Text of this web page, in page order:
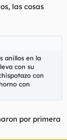
las cosas
anillos en la
con su
con
con
por primera